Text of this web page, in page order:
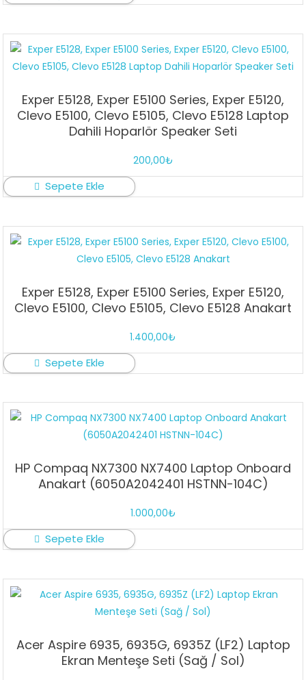
Exper E5128, Exper E5100 Series, Exper E5120,
Clevo E5100, Clevo E5105, Clevo E5128 Laptop
Dahili Hoparlör Speaker Seti
200,00₺
Sepete Ekle
Exper E5128, Exper E5100 Series, Exper E5120,
Clevo E5100, Clevo E5105, Clevo E5128 Anakart
1.400,00₺
Sepete Ekle
HP Compaq NX7300 NX7400 Laptop Onboard
Anakart (6050A2042401 HSTNN-104C)
1.000,00₺
Sepete Ekle
Acer Aspire 6935, 6935G, 6935Z (LF2) Laptop
Ekran Menteşe Seti (Sağ / Sol)